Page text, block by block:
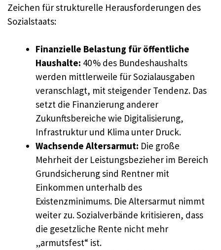
Zeichen für strukturelle Herausforderungen des
Sozialstaats:
Finanzielle Belastung für öffentliche
Haushalte: 40 % des Bundeshaushalts
werden mittlerweile für Sozialausgaben
veranschlagt, mit steigender Tendenz. Das
setzt die Finanzierung anderer
Zukunftsbereiche wie Digitalisierung,
Infrastruktur und Klima unter Druck.
Wachsende Altersarmut: Die große
Mehrheit der Leistungsbezieher im Bereich
Grundsicherung sind Rentner mit
Einkommen unterhalb des
Existenzminimums. Die Altersarmut nimmt
weiter zu. Sozialverbände kritisieren, dass
die gesetzliche Rente nicht mehr
„armutsfest“ ist.